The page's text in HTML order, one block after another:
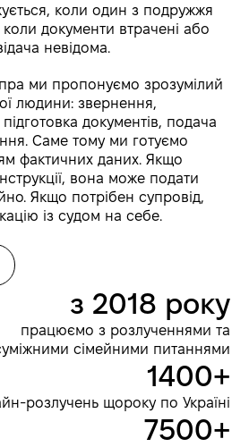
коли один з подружжя
документи втрачені або
невідома.
ми пропонуємо зрозумілий
людини: звернення,
підготовка документів, подача
Саме тому ми готуємо
фактичних даних. Якщо
вона може подати
Якщо потрібен супровід,
із судом на себе.
з 2018 року
працюємо з розлученнями та
сімейними питаннями
1400+
розлучень щороку по Україні
7500+